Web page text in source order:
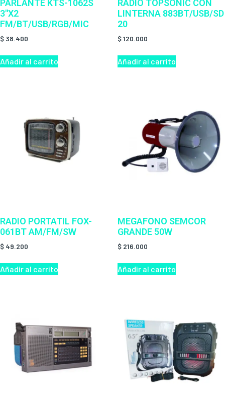
PARLANTE KTS-1062S
3″X2
FM/BT/USB/RGB/MIC
$ 38.400
Añadir al carrito
RADIO TOPSONIC CON
LINTERNA 883BT/USB/SD
20
$120.000
Añadir al carrito
RADIO PORTATIL FOX-
061BT AM/FM/SW
$ 49.200
Añadir al carrito
MEGAFONO SEMCOR
GRANDE 50W
$ 216.000
Añadir al carrito